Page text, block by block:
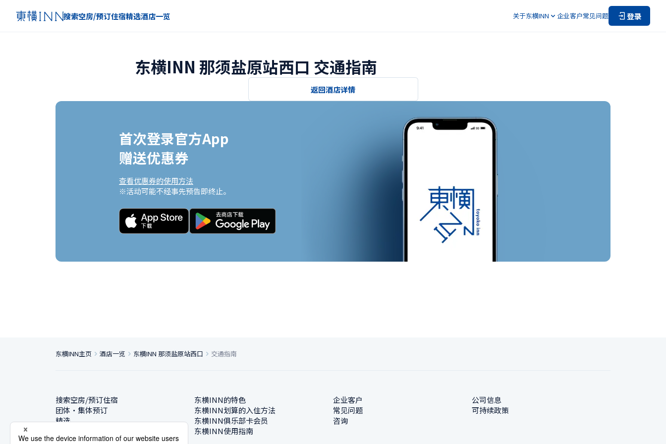
搜索空房/预订住宿精选酒店一览 关于东横INN 企业客户常见问题 登录
东横INN 那须盐原站西口 交通指南
返回酒店详情
首次登录官方App
赠送优惠券
查看优惠券的使用方法
※活动可能不经事先预告即终止。
东横INN主页 酒店一览 东横INN 那须盐原站西口 交通指南
搜索空房/预订住宿
团体・集体预订
精选
东横INN的特色
东横INN划算的入住方法
东横INN俱乐部卡会员
东横INN使用指南
企业客户
常见问题
咨询
公司信息
可持续政策